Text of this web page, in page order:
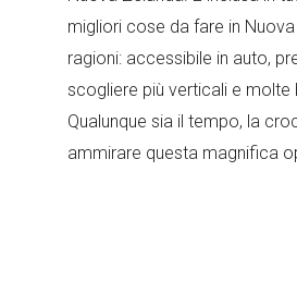
migliori cose da fare in
ragioni: accessibile in auto,
scogliere più verticali e
Qualunque sia il tempo, la
ammirare questa magnifica